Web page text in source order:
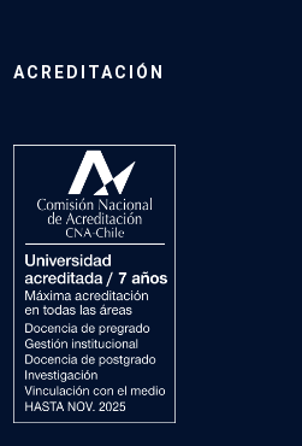
ACREDITACIÓN